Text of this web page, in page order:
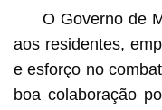
O Governo de
aos residentes,
e esforço no
boa colaboração